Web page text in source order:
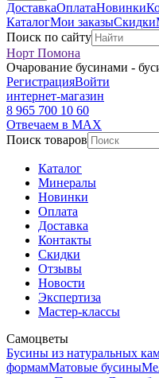
ДоставкаОплатаНовинки
КаталогМои заказыСкидки
Поиск по сайту
Норт Помона
Очарование бусинами -
РегистрацияВойти
интернет-магазин
8 965 700 10 60
Отвечаем в MAX
Поиск товаров
Каталог
Минералы
Новинки
Оплата
Доставка
Контакты
Скидки
Отзывы
Новости
Экспертиза
Мастер-классы
Самоцветы
Бусины из натуральных
формамМатовые бусины